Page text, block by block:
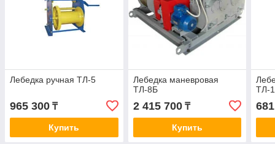
Лебедка ручная ТЛ-5
965 300 ₸
Купить
Лебедка маневровая
ТЛ-8Б
2 415 700₸
Купить
ТЛ-